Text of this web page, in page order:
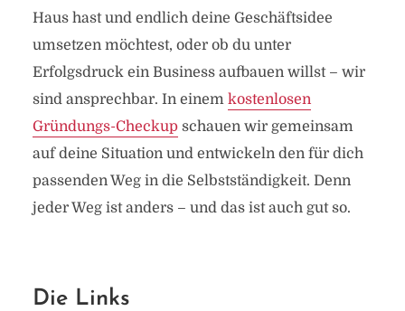
Haus hast und endlich deine Geschäftsidee
umsetzen möchtest, oder ob du unter
Erfolgsdruck ein Business aufbauen willst – wir
sind ansprechbar. In einem kostenlosen
Gründungs-Checkupschauen wir gemeinsam
auf deine Situation und entwickeln den für dich
passenden Weg in die Selbstständigkeit. Denn
jeder Weg ist anders – und das ist auch gut so.
Die Links